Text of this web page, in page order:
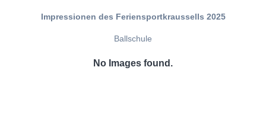
Impressionen des Feriensportkraussells 2025
Ballschule
No Images found.